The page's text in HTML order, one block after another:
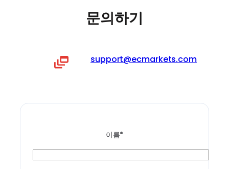
문의하기
support@ecmarkets.com
이름*